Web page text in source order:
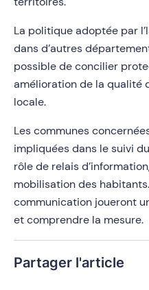
La politique adoptée par
dans d’autres
possible de concilier
amélioration de la qualité
locale.
Les communes
impliquées dans le suivi
rôle de relais
mobilisation des
communication joueront
et comprendre la mesure.
Partager l'article